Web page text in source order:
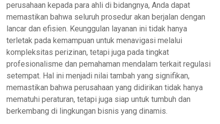
perusahaan kepada para ahli di bidangnya, Anda dapat
memastikan bahwa seluruh prosedur akan berjalan dengan
lancar dan efisien. Keunggulan layanan ini tidak hanya
terletak pada kemampuan untuk menavigasi melalui
kompleksitas perizinan, tetapi juga pada tingkat
profesionalisme dan pemahaman mendalam terkait regulasi
setempat. Hal ini menjadi nilai tambah yang signifikan,
memastikan bahwa perusahaan yang didirikan tidak hanya
mematuhi peraturan, tetapi juga siap untuk tumbuh dan
berkembang di lingkungan bisnis yang dinamis.